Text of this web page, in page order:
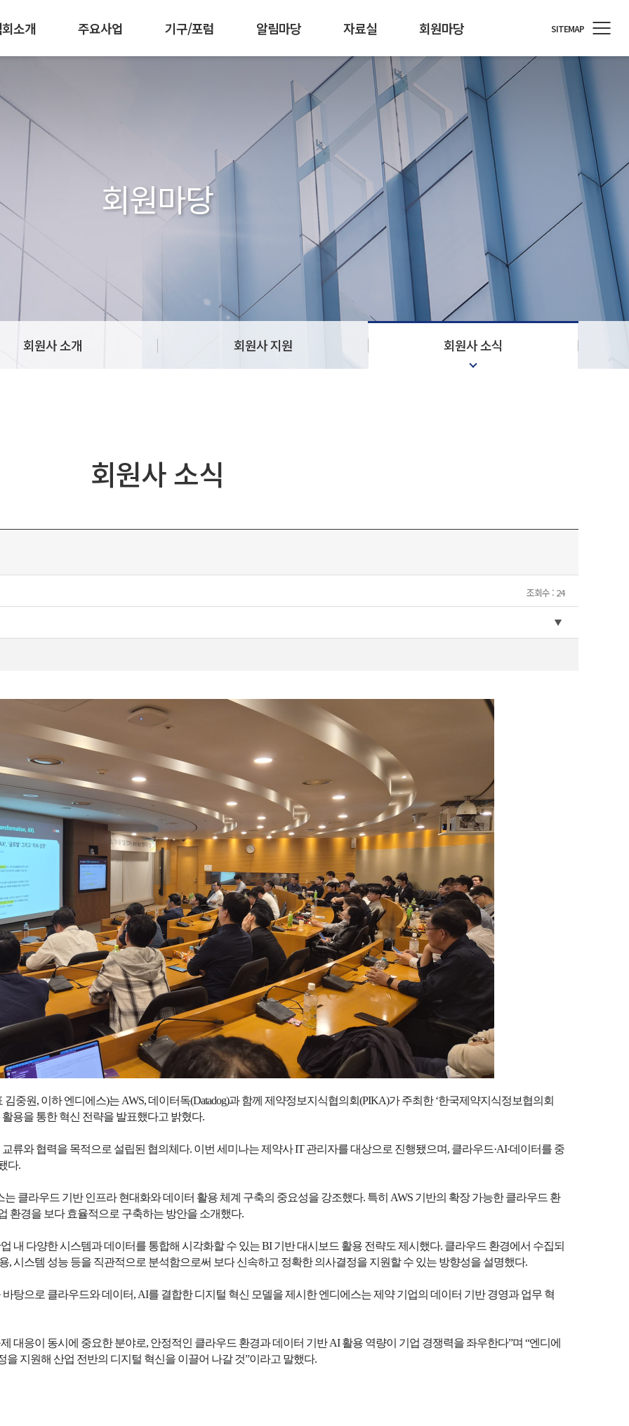
소개 주요사업
공동구매
기구/포럼
한국소프트웨어측정원 개인정보 기술포럼
알림마당
ICT소식 뉴스레터
자료실
발간자료/행사자료 통계/정책
회원마당
회원사 소개 회원사 지원 회원사 소식
SITEMAP
회원마당
회원사 소개 회원사 지원 회원사 소식
회원사 소식
조회수 : 24
중원, 이하 엔디에스)는 AWS, 데이터독(Datadog)과 함께 제약정보지식협의회(PIKA)가 주최한 ‘한국제약지식정보협의회
용을 통한 혁신 전략을 발표했다고 밝혔다.
류와 협력을 목적으로 설립된 협의체다. 이번 세미나는 제약사 IT 관리자를 대상으로 진행됐으며, 클라우드·AI·데이터를 중
다.
클라우드 기반 인프라 현대화와 데이터 활용 체계 구축의 중요성을 강조했다. 특히 AWS 기반의 확장 가능한 클라우드 환
환경을 보다 효율적으로 구축하는 방안을 소개했다.
내 다양한 시스템과 데이터를 통합해 시각화할 수 있는 BI 기반 대시보드 활용 전략도 제시했다. 클라우드 환경에서 수집되
, 시스템 성능 등을 직관적으로 분석함으로써 보다 신속하고 정확한 의사결정을 지원할 수 있는 방향성을 설명했다.
탕으로 클라우드와 데이터, AI를 결합한 디지털 혁신 모델을 제시한 엔디에스는 제약 기업의 데이터 기반 경영과 업무 혁
대응이 동시에 중요한 분야로, 안정적인 클라우드 환경과 데이터 기반 AI 활용 역량이 기업 경쟁력을 좌우한다”며 “엔디에
지원해 산업 전반의 디지털 혁신을 이끌어 나갈 것”이라고 말했다.